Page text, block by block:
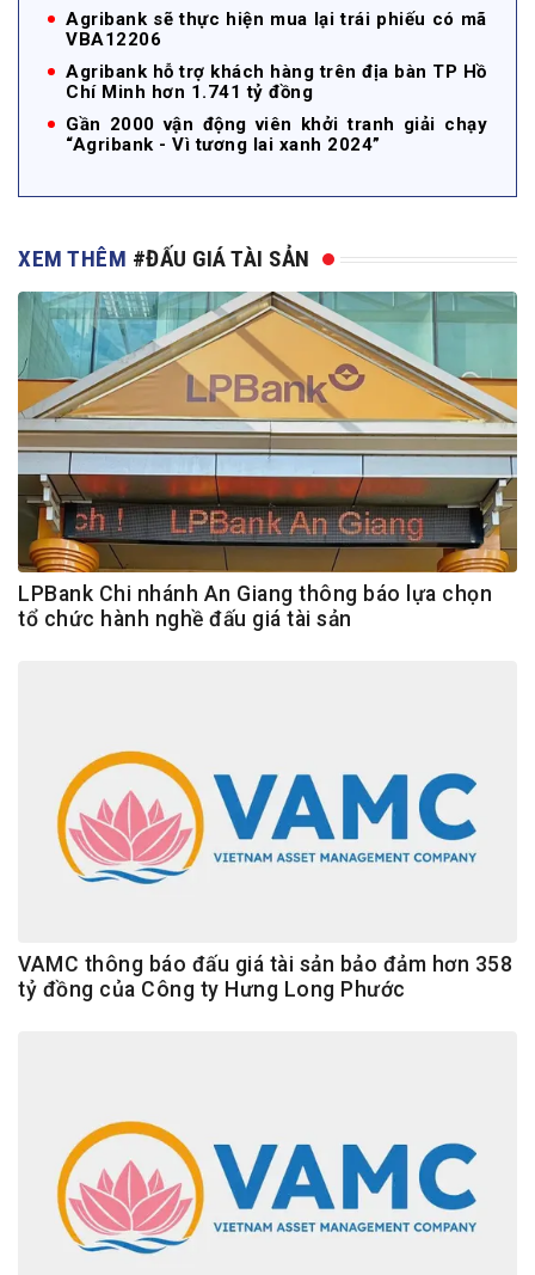
Agribank sẽ thực hiện mua lại trái phiếu có mã
VBA12206
Agribank hỗ trợ khách hàng trên địa bàn TP Hồ
Chí Minh hơn 1.741 tỷ đồng
Gần 2000 vận động viên khởi tranh giải chạy
“Agribank - Vì tương lai xanh 2024”
XEM THÊM #ĐẤU GIÁ TÀI SẢN
LPBank Chi nhánh An Giang thông báo lựa chọn
tổ chức hành nghề đấu giá tài sản
VAMC thông báo đấu giá tài sản bảo đảm hơn 358
tỷ đồng của Công ty Hưng Long Phước